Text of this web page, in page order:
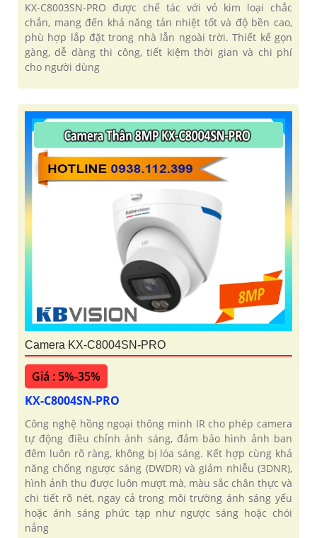
KX-C8003SN-PRO được chế tác với vỏ kim loại chắc
chắn, mang đến khả năng tản nhiệt tốt và độ bền cao,
phù hợp lắp đặt trong nhà lẫn ngoài trời. Thiết kế gọn
gàng, dễ dàng thi công, tiết kiệm thời gian và chi phí
cho người dùng
Camera KX-C8004SN-PRO
Giá : 5%-35%
KX-C8004SN-PRO
Công nghệ hồng ngoại thông minh IR cho phép camera
tự động điều chỉnh ánh sáng, đảm bảo hình ảnh ban
đêm luôn rõ ràng, không bị lóa sáng. Kết hợp cùng khả
năng chống ngược sáng (DWDR) và giảm nhiễu (3DNR),
hình ảnh thu được luôn mượt mà, màu sắc chân thực và
chi tiết rõ nét, ngay cả trong môi trường ánh sáng yếu
hoặc ánh sáng phức tạp như ngược sáng hoặc chói
nắng